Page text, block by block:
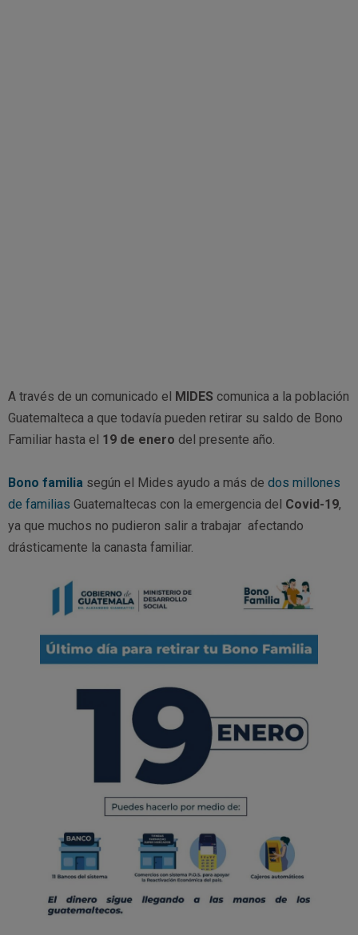
A través de un comunicado el MIDES comunica a la población
Guatemalteca a que todavía pueden retirar su saldo de Bono
Familiar hasta el 19 de enero del presente año.
Bono familia según el Mides ayudo a más de dos millones
de familias Guatemaltecas con la emergencia del Covid-19,
ya que muchos no pudieron salir a trabajar afectando
drásticamente la canasta familiar.